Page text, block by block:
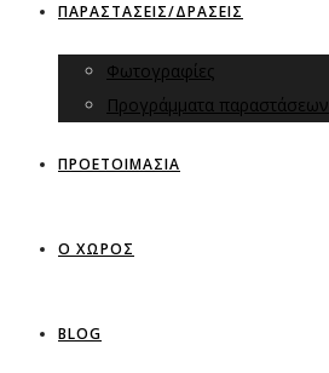
ΠΑΡΑΣΤΑΣΕΙΣ/ΔΡΑΣΕΙΣ
Φωτογραφίες
Προγράμματα παραστάσεων
ΠΡΟΕΤΟΙΜΑΣΙΑ
Ο ΧΩΡΟΣ
BLOG